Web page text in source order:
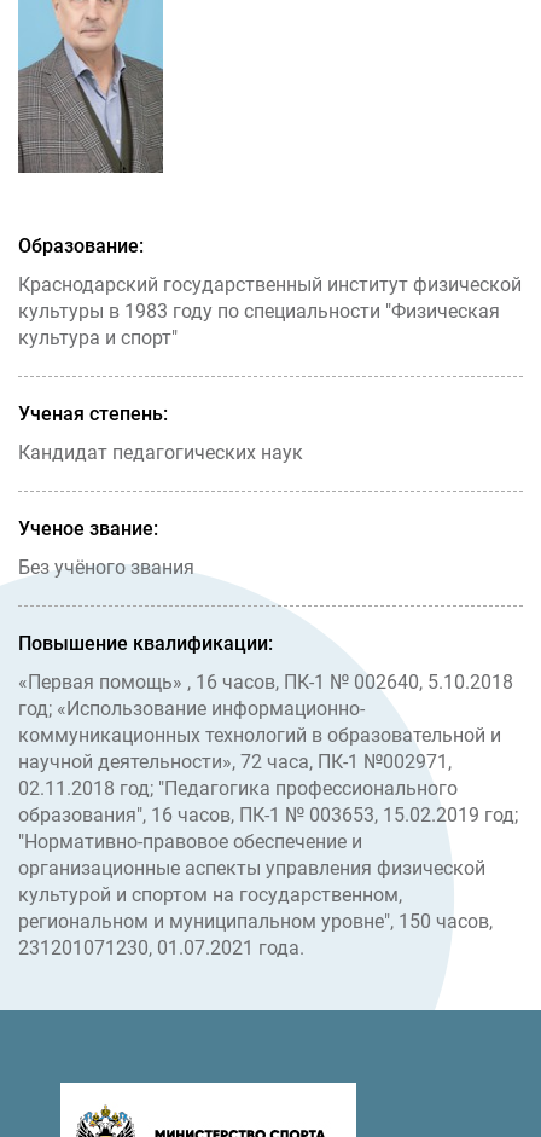
Образование:
Краснодарский государственный институт физической
культуры в 1983 году по специальности "Физическая
культура и спорт"
Ученая степень:
Кандидат педагогических наук
Ученое звание:
Без учёного звания
Повышение квалификации:
«Первая помощь» , 16 часов, ПК-1 № 002640, 5.10.2018
год; «Использование информационно-
коммуникационных технологий в образовательной и
научной деятельности», 72 часа, ПК-1 №002971,
02.11.2018 год; "Педагогика профессионального
образования", 16 часов, ПК-1 № 003653, 15.02.2019 год;
"Нормативно-правовое обеспечение и
организационные аспекты управления физической
культурой и спортом на государственном,
региональном и муниципальном уровне", 150 часов,
231201071230, 01.07.2021 года.